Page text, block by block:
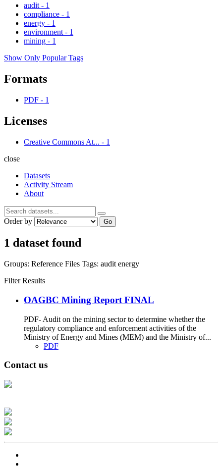
audit - 1
compliance - 1
energy - 1
environment - 1
mining - 1
Show Only Popular Tags
Formats
PDF - 1
Licenses
Creative Commons At... - 1
close
Datasets
Activity Stream
About
Order by Go
1 dataset found
Groups: Reference Files Tags: audit energy
Filter Results
OAGBC Mining Report FINAL
PDF- Audit on the mining sector to determine whether the
regulatory compliance and enforcement activities of the
Ministry of Energy and Mines (MEM) and the Ministry of...
PDF
Contact us